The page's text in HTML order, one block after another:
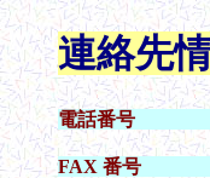
連絡先
電話番号
FAX 番号